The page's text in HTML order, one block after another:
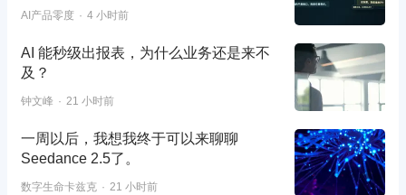
AI产品零度 4 小时前
AI 能秒级出报表，为什么业务还是来不
及？
钟文峰 21 小时前
一周以后，我想我终于可以来聊聊
Seedance 2.5了。
数字生命卡兹克 21 小时前